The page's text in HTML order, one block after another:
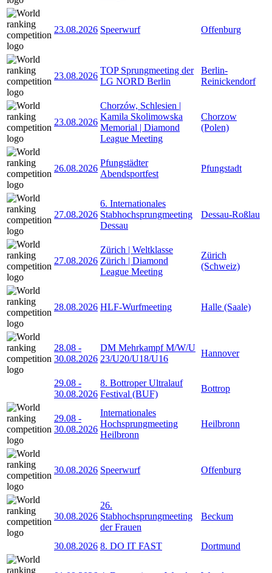
23.08.2026 Speerwurf Offenburg
23.08.2026
TOP Sprungmeeting der
LG NORD Berlin
Berlin-
Reinickendorf
23.08.2026
Chorzów, Schlesien |
Kamila Skolimowska
Memorial | Diamond
League Meeting
Chorzow
(Polen)
26.08.2026
Pfungstädter
Abendsportfest
Pfungstadt
27.08.2026
6. Internationales
Stabhochsprungmeeting
Dessau
Dessau-Roßlau
27.08.2026
Zürich | Weltklasse
Zürich | Diamond
League Meeting
Zürich
(Schweiz)
28.08.2026 HLF-Wurfmeeting Halle (Saale)
28.08 -
30.08.2026
DM Mehrkampf M/W/U
23/U20/U18/U16
Hannover
29.08 -
30.08.2026
8. Bottroper Ultralauf
Festival (BUF)
Bottrop
29.08 -
30.08.2026
Internationales
Hochsprungmeeting
Heilbronn
Heilbronn
30.08.2026 Speerwurf Offenburg
30.08.2026
26.
Stabhochsprungmeeting
der Frauen
Beckum
30.08.2026 8. DO IT FAST Dortmund